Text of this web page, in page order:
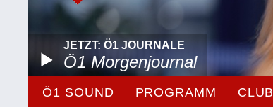
JETZT: Ö1 JOURNALE
Ö1 Morgenjournal
Ö1 SOUND PROGRAMM CLUB